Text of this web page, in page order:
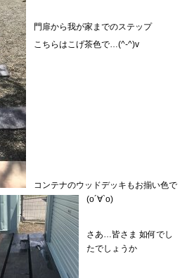
門扉から我が家までのステップ
こちらはこげ茶色で…(^-^)v
コンテナのウッドデッキもお揃い色で
(о´∀`о)
さあ…皆さま 如何でし
たでしょうか